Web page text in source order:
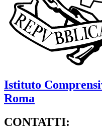
Istituto
Roma
CONTATTI: